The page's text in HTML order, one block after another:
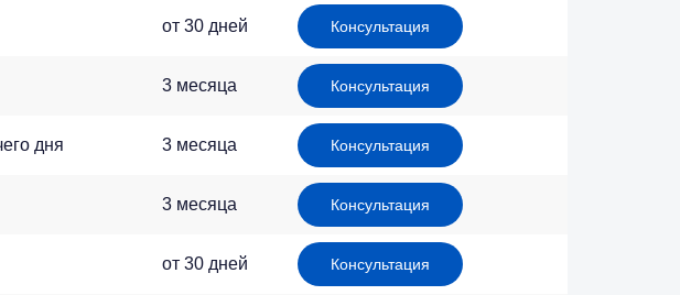
от 30 дней Консультация
3 месяца Консультация
дня 3 месяца Консультация
3 месяца Консультация
от 30 дней Консультация